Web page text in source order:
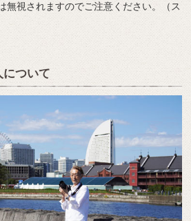
無視されますのでご注意ください。（ス
について